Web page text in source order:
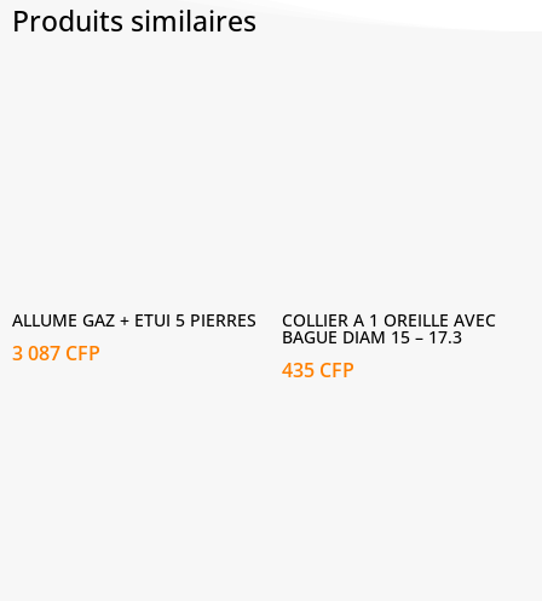
Produits similaires
ALLUME GAZ + ETUI 5 PIERRES
3 087 CFP
COLLIER A 1 OREILLE AVEC
BAGUE DIAM 15 – 17.3
435 CFP